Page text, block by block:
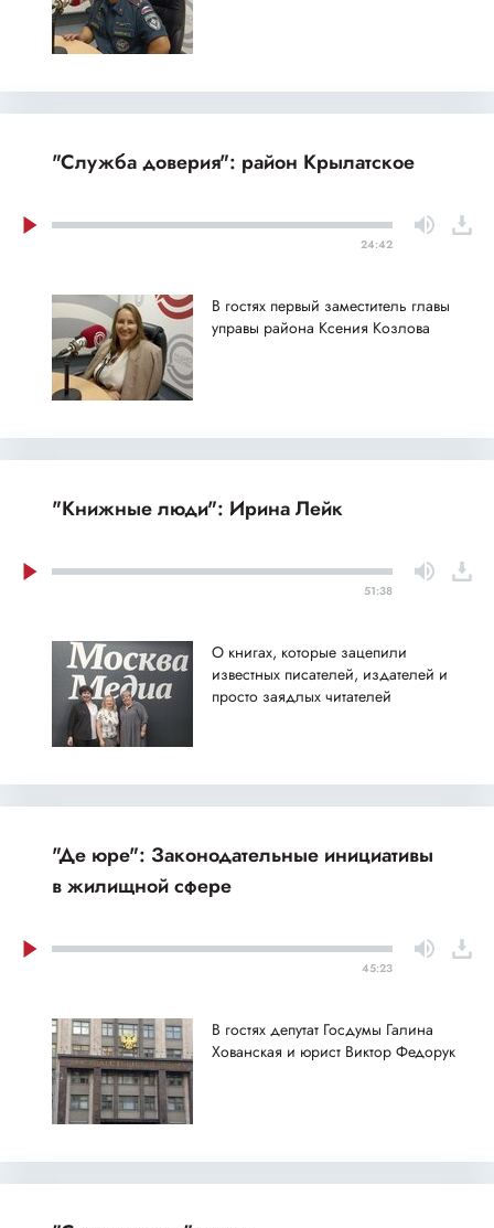
"Служба доверия": район Крылатское
24:42
В гостях первый заместитель главы
управы района Ксения Козлова
"Книжные люди": Ирина Лейк
51:38
О книгах, которые зацепили
известных писателей, издателей и
просто заядлых читателей
"Де юре": Законодательные инициативы
в жилищной сфере
45:23
В гостях депутат Госдумы Галина
Хованская и юрист Виктор Федорук